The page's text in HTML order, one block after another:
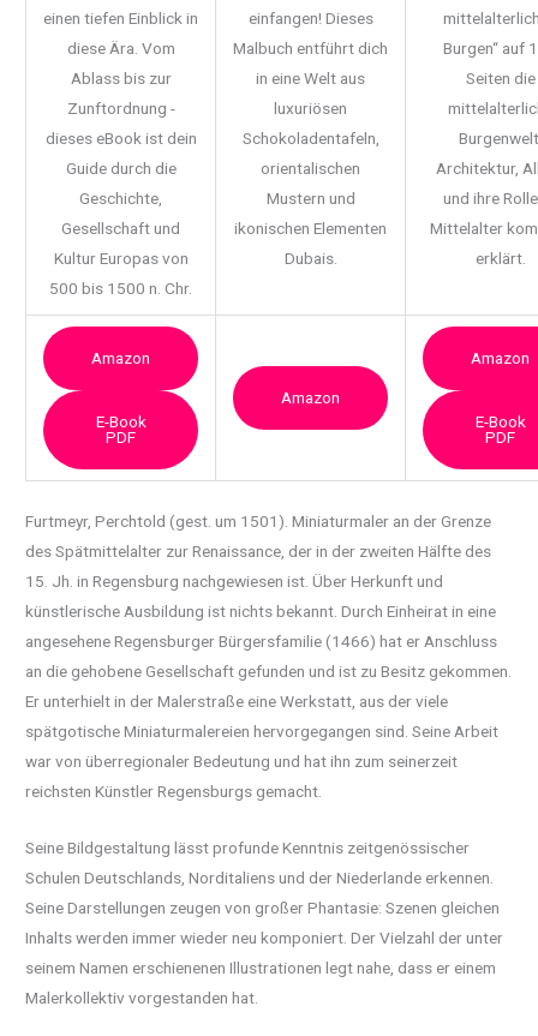
einen tiefen Einblick in
diese Ära. Vom
Ablass bis zur
Zunftordnung -
dieses eBook ist dein
Guide durch die
Geschichte,
Gesellschaft und
Kultur Europas von
500 bis 1500 n. Chr.
einfangen! Dieses
Malbuch entführt dich
in eine Welt aus
luxuriösen
Schokoladentafeln,
orientalischen
Mustern und
ikonischen Elementen
Dubais.
Burgen“ auf
Seiten die
Architektur,
und ihre
Mittelalter
erklärt.
Amazon
E-Book
PDF
Amazon
Amazon
E-Book
PDF
Furtmeyr, Perchtold (gest. um 1501). Miniaturmaler an der Grenze
des Spätmittelalter zur Renaissance, der in der zweiten Hälfte des
15. Jh. in Regensburg nachgewiesen ist. Über Herkunft und
künstlerische Ausbildung ist nichts bekannt. Durch Einheirat in eine
angesehene Regensburger Bürgersfamilie (1466) hat er Anschluss
an die gehobene Gesellschaft gefunden und ist zu Besitz gekommen.
Er unterhielt in der Malerstraße eine Werkstatt, aus der viele
spätgotische Miniaturmalereien hervorgegangen sind. Seine Arbeit
war von überregionaler Bedeutung und hat ihn zum seinerzeit
reichsten Künstler Regensburgs gemacht.
Seine Bildgestaltung lässt profunde Kenntnis zeitgenössischer
Schulen Deutschlands, Norditaliens und der Niederlande erkennen.
Seine Darstellungen zeugen von großer Phantasie: Szenen gleichen
Inhalts werden immer wieder neu komponiert. Der Vielzahl der unter
seinem Namen erschienenen Illustrationen legt nahe, dass er einem
Malerkollektiv vorgestanden hat.